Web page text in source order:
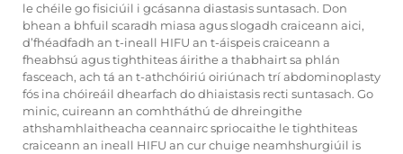
le chéile go fisiciúil i gcásanna diastasis suntasach. Don
bhean a bhfuil scaradh miasa agus slogadh craiceann aici,
d’fhéadfadh an t-ineall HIFU an t-áispeis craiceann a
fheabhsú agus tighthiteas áirithe a thabhairt sa phlán
fasceach, ach tá an t-athchóiriú oiriúnach trí abdominoplasty
fós ina chóireáil dhearfach do dhiaistasis recti suntasach. Go
minic, cuireann an comhtháthú de dhreingithe
athshamhlaitheacha ceannairc spriocaithe le tighthiteas
craiceann an ineall HIFU an cur chuige neamhshurgiúil is